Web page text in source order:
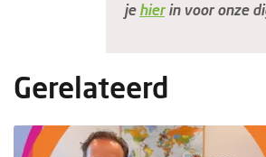
je hierin voor onze
Gerelateerd